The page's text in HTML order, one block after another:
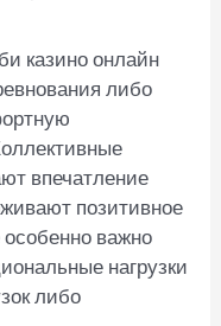
казино онлайн
либо
впечатление
позитивное
важно
нагрузки
либо